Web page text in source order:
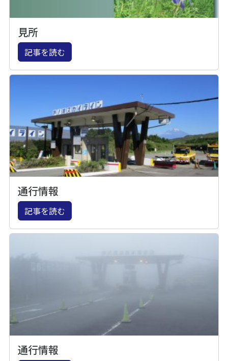
見所
記事を読む
通行情報
記事を読む
通行情報